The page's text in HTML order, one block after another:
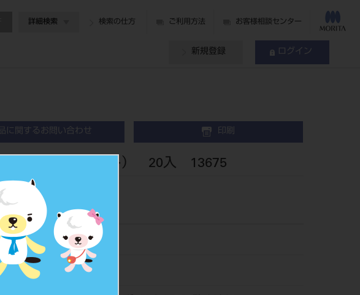
詳細検索 検索の仕方 ご利用方法 お客様相談センター
新規登録 ログイン
に関するお問い合わせ 印刷
S （バイオレット） 20入 13675
識別用カラーリング
201510204V
4963931136759